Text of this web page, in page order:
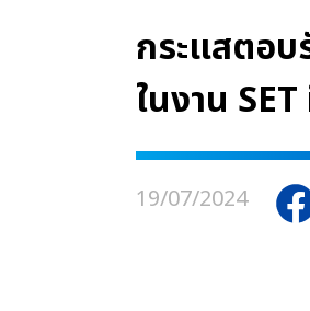
กระแสตอบ
ในงาน
19/07/2024